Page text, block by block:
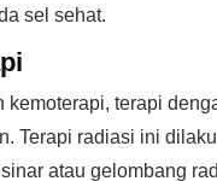
sel sehat.
kemoterapi, terapi
Terapi radiasi ini
atau gelombang